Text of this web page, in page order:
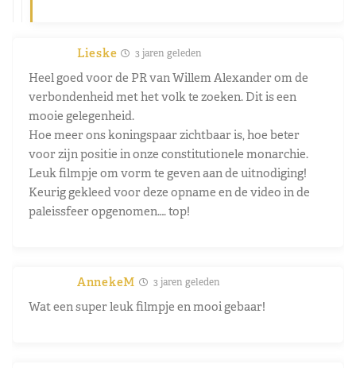
Lieske 3 jaren geleden
Heel goed voor de PR van Willem Alexander om de
verbondenheid met het volk te zoeken. Dit is een
mooie gelegenheid.
Hoe meer ons koningspaar zichtbaar is, hoe beter
voor zijn positie in onze constitutionele monarchie.
Leuk filmpje om vorm te geven aan de uitnodiging!
Keurig gekleed voor deze opname en de video in de
paleissfeer opgenomen…. top!
AnnekeM 3 jaren geleden
Wat een super leuk filmpje en mooi gebaar!